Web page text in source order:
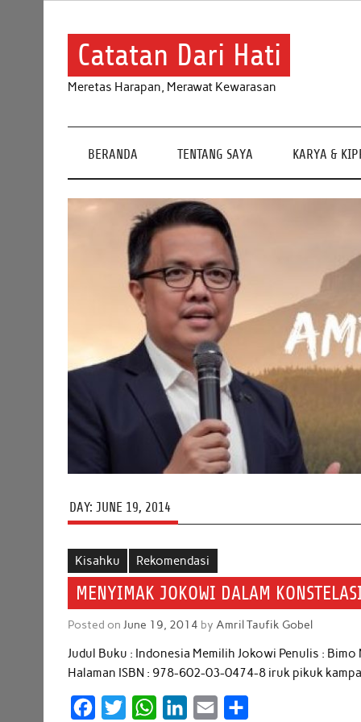
Catatan Dari Hati
Meretas Harapan, Merawat Kewarasan
BERANDA TENTANG SAYA KARYA &
DAY: JUNE 19, 2014
Kisahku Rekomendasi
MENYIMAK JOKOWI DALAM
Posted on June 19, 2014 by Amril Taufik Gobel
Judul Buku : Indonesia Memilih Jokowi Penulis :
Halaman ISBN : 978-602-03-0474-8 iruk pikuk
W